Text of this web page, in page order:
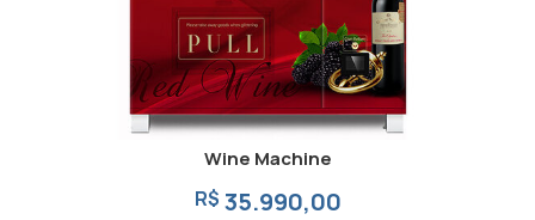
Wine Machine
R$ 35.990,00